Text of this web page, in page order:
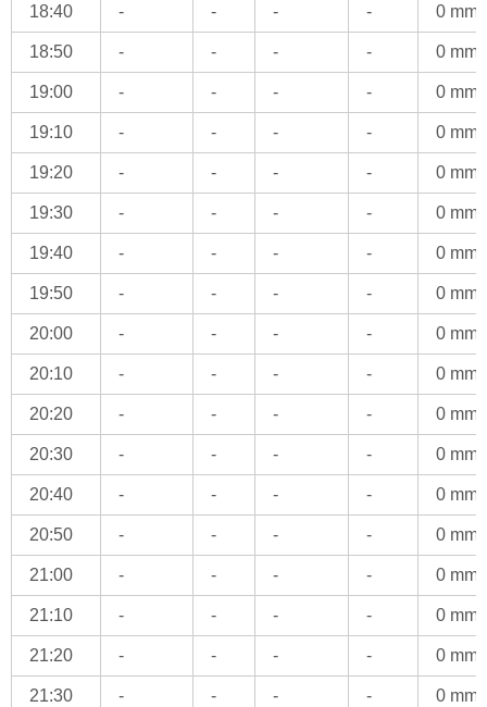
18:40 - - - - 0 mm
18:50 - - - - 0 mm
19:00 - - - - 0 mm
19:10 - - - - 0 mm
19:20 - - - - 0 mm
19:30 - - - - 0 mm
19:40 - - - - 0 mm
19:50 - - - - 0 mm
20:00 - - - - 0 mm
20:10 - - - - 0 mm
20:20 - - - - 0 mm
20:30 - - - - 0 mm
20:40 - - - - 0 mm
20:50 - - - - 0 mm
21:00 - - - - 0 mm
21:10 - - - - 0 mm
21:20 - - - - 0 mm
21:30 - - - - 0 mm